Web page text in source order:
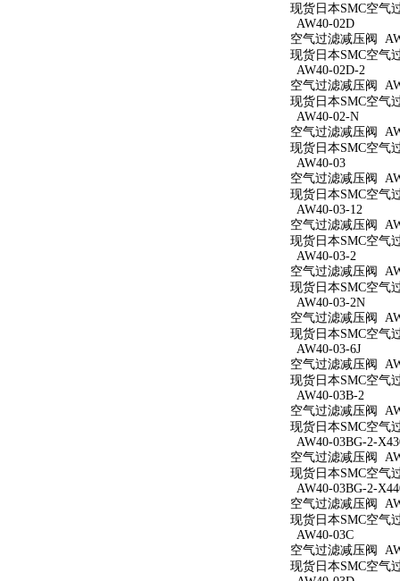
现货日本SMC空气
AW40-02D
空气过滤减压阀
现货日本SMC空气
AW40-02D-2
空气过滤减压阀
现货日本SMC空气
AW40-02-N
空气过滤减压阀
现货日本SMC空气
AW40-03
空气过滤减压阀
现货日本SMC空气
AW40-03-12
空气过滤减压阀
现货日本SMC空气
AW40-03-2
空气过滤减压阀
现货日本SMC空气
AW40-03-2N
空气过滤减压阀
现货日本SMC空气
AW40-03-6J
空气过滤减压阀
现货日本SMC空气
AW40-03B-2
空气过滤减压阀
现货日本SMC空气
AW40-03BG-2-
空气过滤减压阀
现货日本SMC空气
AW40-03BG-2-
空气过滤减压阀
现货日本SMC空气
AW40-03C
空气过滤减压阀
现货日本SMC空气